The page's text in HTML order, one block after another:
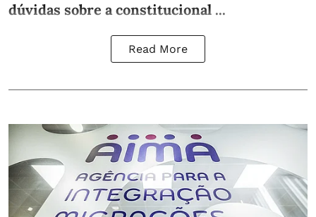
dúvidas sobre a constitucional ...
Read More